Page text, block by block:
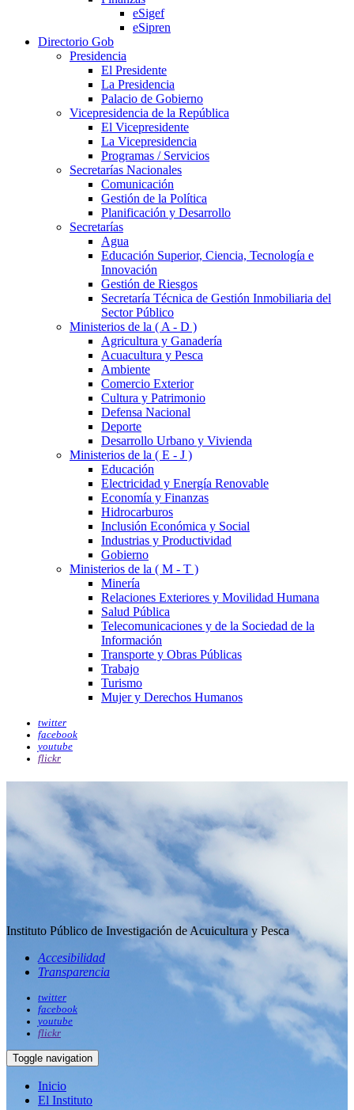
eSigef
eSipren
Directorio Gob
Presidencia
El Presidente
La Presidencia
Palacio de Gobierno
Vicepresidencia de la República
El Vicepresidente
La Vicepresidencia
Programas / Servicios
Secretarías Nacionales
Comunicación
Gestión de la Política
Planificación y Desarrollo
Secretarías
Agua
Educación Superior, Ciencia, Tecnología e
Innovación
Gestión de Riesgos
Secretaría Técnica de Gestión Inmobiliaria del
Sector Público
Ministerios de la ( A - D )
Agricultura y Ganadería
Acuacultura y Pesca
Ambiente
Comercio Exterior
Cultura y Patrimonio
Defensa Nacional
Deporte
Desarrollo Urbano y Vivienda
Ministerios de la ( E - J )
Educación
Electricidad y Energía Renovable
Economía y Finanzas
Hidrocarburos
Inclusión Económica y Social
Industrias y Productividad
Gobierno
Ministerios de la ( M - T )
Minería
Relaciones Exteriores y Movilidad Humana
Salud Pública
Telecomunicaciones y de la Sociedad de la
Información
Transporte y Obras Públicas
Trabajo
Turismo
Mujer y Derechos Humanos
twitter
facebook
youtube
flickr
Instituto Público de Investigación de Acuicultura y Pesca
Accesibilidad
Transparencia
twitter
facebook
youtube
flickr
Toggle navigation
Inicio
El Instituto